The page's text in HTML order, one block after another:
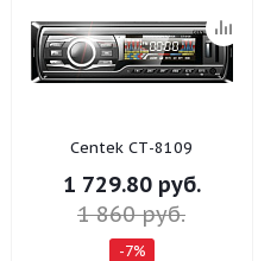
Centek СТ-8109
1 729.80руб.
1 860руб.
-7%